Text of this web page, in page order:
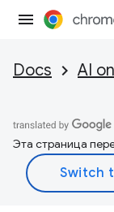
Docs AI
Эта страница